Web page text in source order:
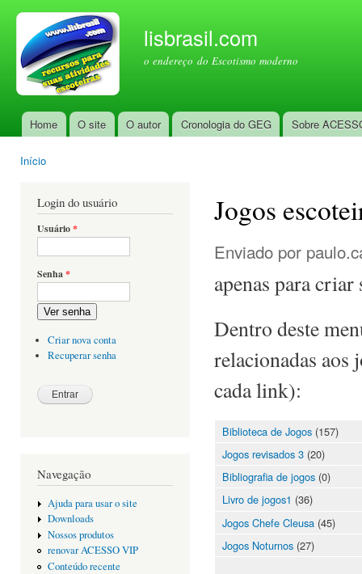
lisbrasil.com
o endereço do Escotismo moderno
Menu principal
Home O site O autor Cronologia do GEG Sobre
Início
Login do usuário
Usuário*
Senha*
Ver senha
Criar nova conta
Recuperar senha
Navegação
Ajuda para usar o site
Downloads
Nossos produtos
renovar ACESSO VIP
Conteúdo recente
Jogos
Enviado por
apenas para criar
Dentro deste
relacionadas aos
cada link):
Biblioteca de Jogos (157)
Jogos revisados 3 (20)
Bibliografia de jogos (0)
Livro de jogos1 (36)
Jogos Chefe Cleusa (45)
Jogos Noturnos (27)